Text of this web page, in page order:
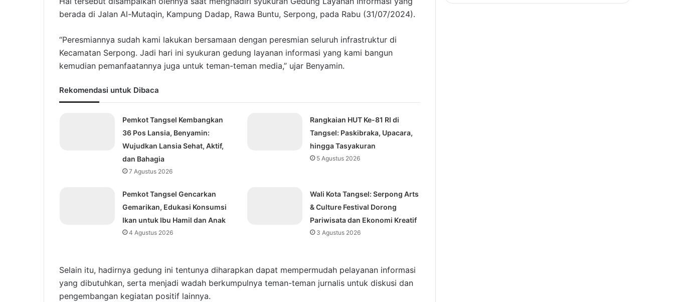
berada di Jalan Al-Mutaqin, Kampung Dadap, Rawa Buntu, Serpong, pada Rabu (31/07/2024).
“Peresmiannya sudah kami lakukan bersamaan dengan peresmian seluruh infrastruktur di
Kecamatan Serpong. Jadi hari ini syukuran gedung layanan informasi yang kami bangun
kemudian pemanfaatannya juga untuk teman-teman media,” ujar Benyamin.
Rekomendasi untuk Dibaca
Pemkot Tangsel Kembangkan
36 Pos Lansia, Benyamin:
Wujudkan Lansia Sehat, Aktif,
dan Bahagia
7 Agustus 2026
Rangkaian HUT Ke-81 RI di
Tangsel: Paskibraka, Upacara,
hingga Tasyakuran
5 Agustus 2026
Pemkot Tangsel Gencarkan
Gemarikan, Edukasi Konsumsi
Ikan untuk Ibu Hamil dan Anak
4 Agustus 2026
Wali Kota Tangsel: Serpong Arts
& Culture Festival Dorong
Pariwisata dan Ekonomi Kreatif
3 Agustus 2026
Selain itu, hadirnya gedung ini tentunya diharapkan dapat mempermudah pelayanan informasi
yang dibutuhkan, serta menjadi wadah berkumpulnya teman-teman jurnalis untuk diskusi dan
pengembangan kegiatan positif lainnya.